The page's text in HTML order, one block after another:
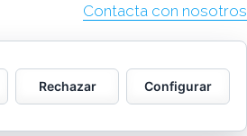
Contacta con nosotros
Rechazar Configurar